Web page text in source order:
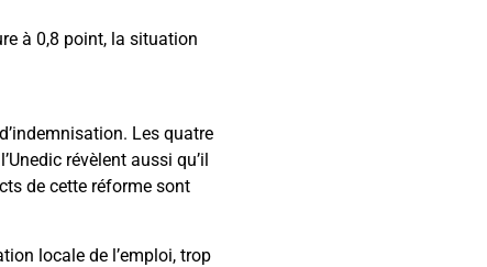
à 0,8 point, la situation
Les quatre
révèlent aussi qu’il
de cette réforme sont
locale de l’emploi, trop